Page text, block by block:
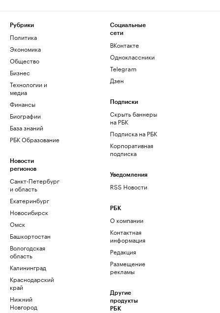
Рубрики
Политика
Экономика
Общество
Бизнес
Технологии и
медиа
Финансы
Биографии
База знаний
РБК Образование
Новости
регионов
Санкт-Петербург
и область
Екатеринбург
Новосибирск
Омск
Башкортостан
Вологодская
область
Калининград
Краснодарский
край
Нижний
Новгород
Социальные
сети
ВКонтакте
Одноклассники
Telegram
Дзен
Подписки
Скрыть баннеры
на РБК
Подписка на РБК
Корпоративная
подписка
Уведомления
RSS Новости
РБК
О компании
Контактная
информация
Редакция
Размещение
рекламы
Другие
продукты
РБК